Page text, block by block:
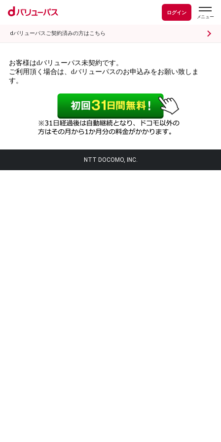
ログイン
dバリューパスご契約済みの方はこちら
お客様はdバリューパス未契約です。
ご利用頂く場合は、dバリューパスのお申込みをお願い致しま
す。
NTT DOCOMO, INC.